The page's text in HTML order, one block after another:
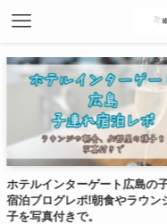
ート広島の子連れ
朝食やラウンジの様
レポ。